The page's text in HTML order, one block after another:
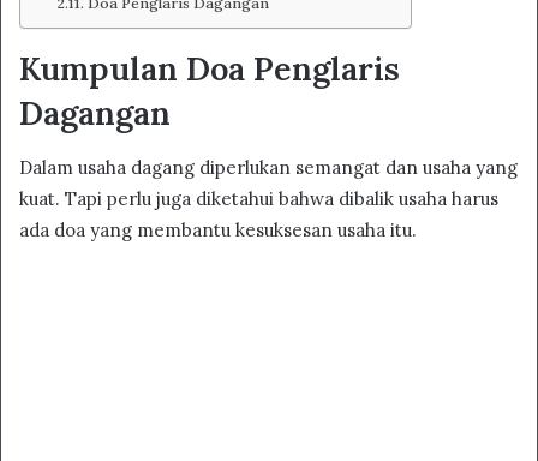
Kumpulan Doa Penglaris
Dagangan
Dalam usaha dagang diperlukan semangat dan usaha yang
kuat. Tapi perlu juga diketahui bahwa dibalik usaha harus
ada doa yang membantu kesuksesan usaha itu.